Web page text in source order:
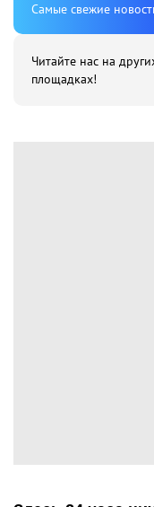
Cамые свежие
Читайте нас на
площадках!